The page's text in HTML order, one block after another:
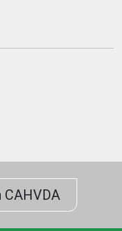
CAHVDA